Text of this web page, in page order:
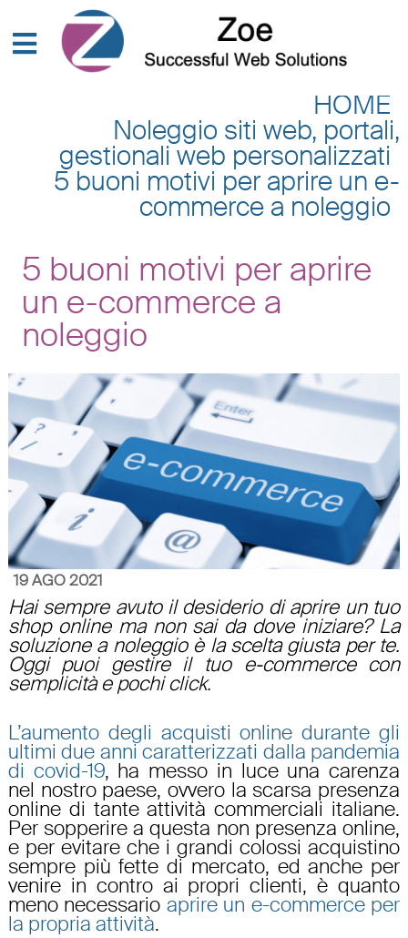
HOME
Noleggio siti web, portali,
gestionali web personalizzati
5 buoni motivi per aprire un e-
commerce a noleggio
5 buoni motivi per aprire
un e-commerce a
noleggio
19 AGO 2021
Hai sempre avuto il desiderio diaprire un tuo
shop onlinema non sai da dove iniziare? La
soluzione a noleggioè la scelta giusta per te.
Oggi puoi gestire il tuo e-commerce con
semplicitàe pochi click.
L’aumento degli acquisti online durante gli
ultimi due anni caratterizzati dalla pandemia
di covid-19, ha messo in luce una carenza
nel nostro paese, ovvero la scarsa presenza
online di tante attività commerciali italiane.
Per sopperire a questa non presenza online,
e per evitare che i grandi colossi acquistino
sempre più fette di mercato, ed anche per
venire in contro ai propri clienti, è quanto
meno necessario aprire un e-commerce per
la propria attività.